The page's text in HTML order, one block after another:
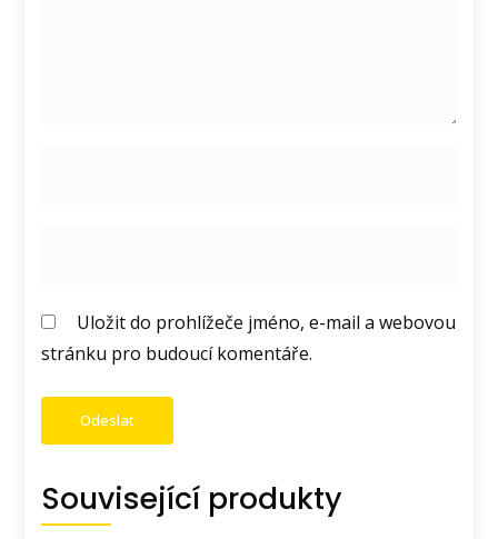
Uložit do prohlížeče jméno, e-mail a webovou
stránku pro budoucí komentáře.
Související produkty